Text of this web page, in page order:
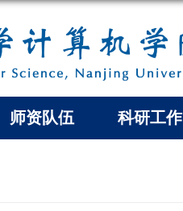
师资队伍 科研工作